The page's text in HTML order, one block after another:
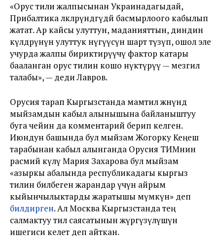
«Орус тили жалпысынан Украинадагыдай,
Прибалтика өлкөлөрүндөгүдөй басмырлоого кабылып
жатат. Ар кайсы улуттун, маданияттын, диндин
өкүлдөрүнүн улуттук өнүгүүсүнө шарт түзүп, ошол эле
учурда жалпы бириктирүүчү фактор катары
бааланган орус тилин кошо өнүктүрүү — мезгил
талабы», — деди Лавров.
Орусия тарап Кыргызстанда мамтил жөнүндө
мыйзамдын кабыл алынышына байланыштуу
буга чейин да комментарий берип келген.
Июндун башында бул мыйзам Жогорку Кеңеш
тарабынан кабыл алынганда Орусия ТИМнин
расмий өкүлү Мария Захарова бул мыйзам
«азыркы абалында республикадагы кыргыз
тилин билбеген жарандар үчүн айрым
кыйынчылыктарды жаратышы мүмкүн» деп
билдирген. Ал Москва Кыргызстанда тең
салмактуу тил саясатынын жүргүзүлүшүнө
ишегиси келет деп айткан.